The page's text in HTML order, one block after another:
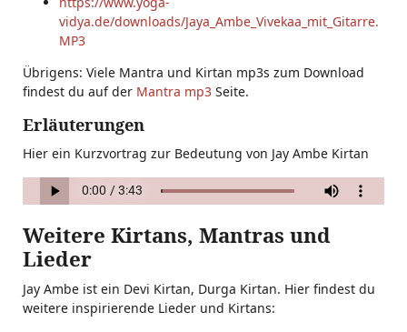
vidya.de/downloads/Jaya_Ambe_Vivekaa_mit_Gitarre.
MP3
Übrigens: Viele Mantra und Kirtan mp3s zum Download
findest du auf der Mantra mp3 Seite.
Erläuterungen
Hier ein Kurzvortrag zur Bedeutung von Jay Ambe Kirtan
Weitere Kirtans, Mantras und
Lieder
Jay Ambe ist ein Devi Kirtan, Durga Kirtan. Hier findest du
weitere inspirierende Lieder und Kirtans: